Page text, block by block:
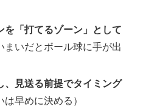
を「打てるゾーン」として
まいだとボール球に手が出
、見送る前提でタイミング
は早めに決める）